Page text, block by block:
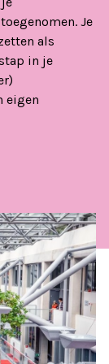
Je
als
in je
eigen